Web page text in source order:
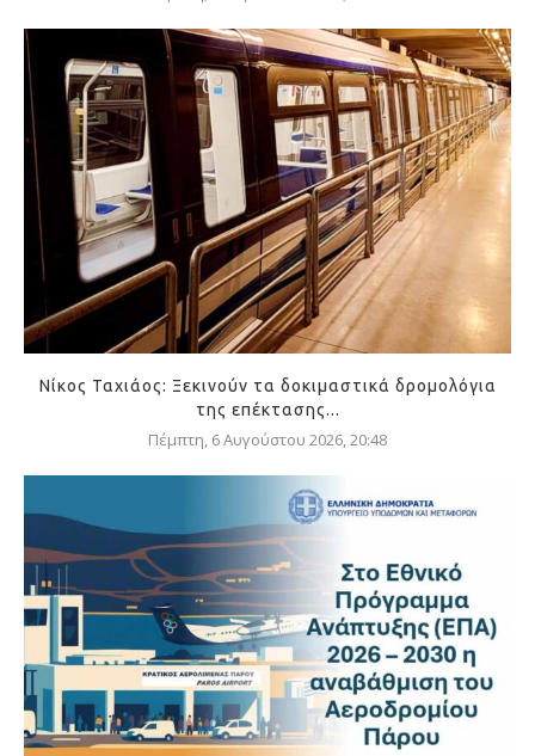
Νίκος Ταχιάος: Ξεκινούν τα δοκιμαστικά δρομολόγια
της επέκτασης...
Πέμπτη, 6 Αυγούστου 2026, 20:48